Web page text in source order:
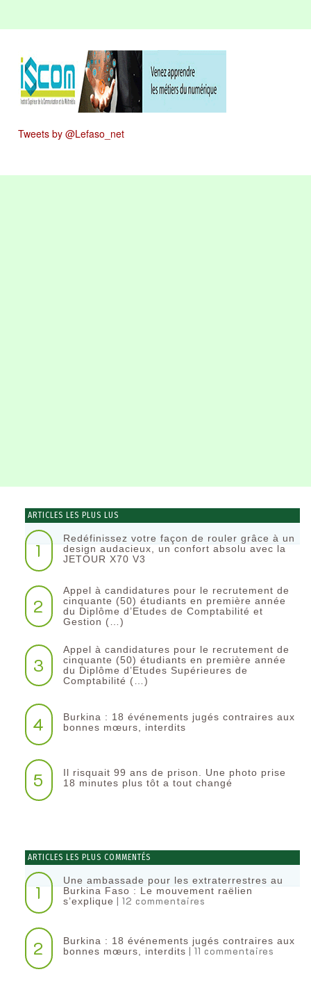
Tweets by @Lefaso_net
ARTICLES LES PLUS LUS
1
Redéfinissez votre façon de rouler grâce à un
design audacieux, un confort absolu avec la
JETOUR X70 V3
2
Appel à candidatures pour le recrutement de
cinquante (50) étudiants en première année
du Diplôme d’Etudes de Comptabilité et
Gestion (…)
3
Appel à candidatures pour le recrutement de
cinquante (50) étudiants en première année
du Diplôme d’Etudes Supérieures de
Comptabilité (…)
4
Burkina : 18 événements jugés contraires aux
bonnes mœurs, interdits
5
Il risquait 99 ans de prison. Une photo prise
18 minutes plus tôt a tout changé
ARTICLES LES PLUS COMMENTÉS
1
Une ambassade pour les extraterrestres au
Burkina Faso : Le mouvement raëlien
s’explique | 12 commentaires
2
Burkina : 18 événements jugés contraires aux
bonnes mœurs, interdits | 11 commentaires